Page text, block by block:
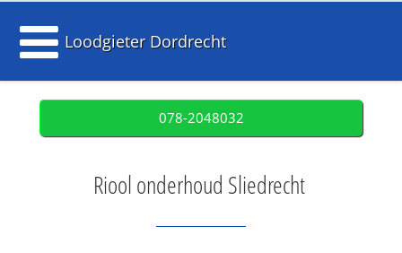
Loodgieter Dordrecht
078-2048032
Riool onderhoud Sliedrecht